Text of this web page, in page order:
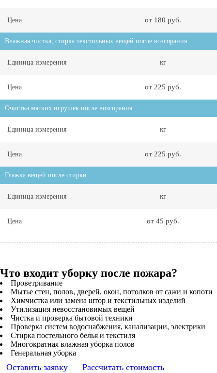
Цена от 180 руб.
Влажная чистка, стирка текстильных вещей после возгорания
Единица измерения кг
Цена от 225 руб.
Очистка мягких игрушек после возгорания
Единица измерения кг
Цена от 225 руб.
Глажка вещей после стирки
Единица измерения кг
Цена от 45 руб.
Что входит уборку после пожара?
Проветривание
Мытье стен, полов, дверей, окон, потолков от сажи и копоти
Химчистка или замена штор и текстильных изделий
Утилизация невосстановимых вещей
Чистка и проверка бытовой техники
Проверка систем водоснабжения, канализации, электрики
Стирка постельного белья и текстиля
Многократная влажная уборка полов
Генеральная уборка
Оставить заявку Рассчитать стоимость